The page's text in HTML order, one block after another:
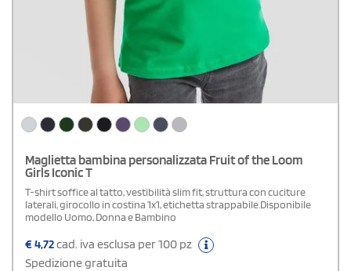
Maglietta bambina personalizzata Fruit of the Loom
Girls Iconic T
T-shirt soffice al tatto, vestibilità slim fit, struttura con cuciture
laterali, girocollo in costina 1x1, etichetta strappabile.Disponibile
modello Uomo, Donna e Bambino
€4,72cad. iva esclusa per 100 pz
Spedizione gratuita